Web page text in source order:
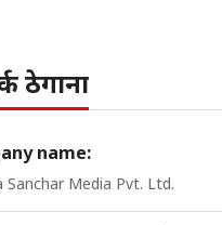
ठेगाना
name:
Sanchar Media Pvt. Ltd.